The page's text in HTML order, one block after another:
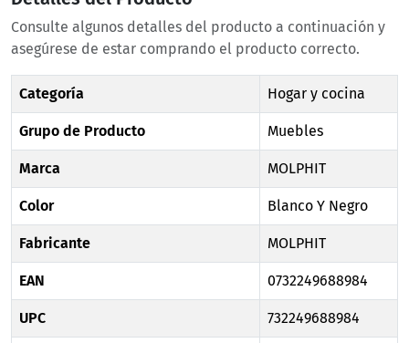
Consulte algunos detalles del producto a continuación y
asegúrese de estar comprando el producto correcto.
Categoría Hogar y cocina
Grupo de Producto Muebles
Marca MOLPHIT
Color Blanco Y Negro
Fabricante MOLPHIT
EAN 0732249688984
UPC 732249688984